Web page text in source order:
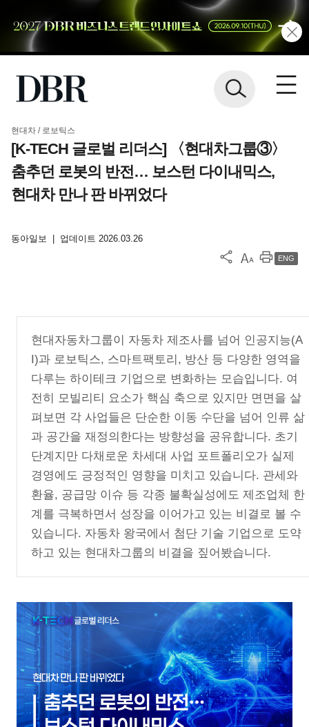
현대차 / 로보틱스
[K-TECH 글로벌 리더스] 〈현대차그룹③〉
춤추던 로봇의 반전… 보스턴 다이내믹스,
현대차 만나 판 바뀌었다
동아일보 업데이트 2026.03.26
ENG
현대자동차그룹이 자동차 제조사를 넘어 인공지능(A
I)과 로보틱스, 스마트팩토리, 방산 등 다양한 영역을
다루는 하이테크 기업으로 변화하는 모습입니다. 여
전히 모빌리티 요소가 핵심 축으로 있지만 면면을 살
펴보면 각 사업들은 단순한 이동 수단을 넘어 인류 삶
과 공간을 재정의한다는 방향성을 공유합니다. 초기
단계지만 다채로운 차세대 사업 포트폴리오가 실제
경영에도 긍정적인 영향을 미치고 있습니다. 관세와
환율, 공급망 이슈 등 각종 불확실성에도 제조업체 한
계를 극복하면서 성장을 이어가고 있는 비결로 볼 수
있습니다. 자동차 왕국에서 첨단 기술 기업으로 도약
하고 있는 현대차그룹의 비결을 짚어봤습니다.